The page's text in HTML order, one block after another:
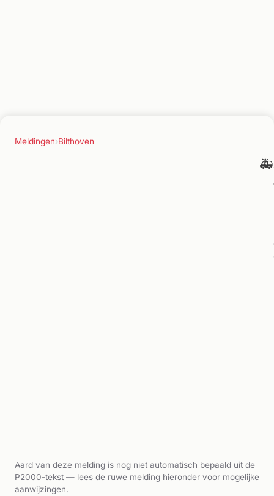
Meldingen›Bilthoven
🚑
Aard van deze melding is nog niet automatisch bepaald uit de
P2000-tekst — lees de ruwe melding hieronder voor mogelijke
aanwijzingen.